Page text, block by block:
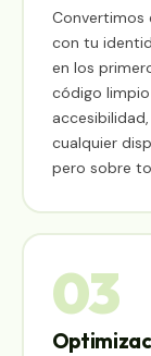
Convertimos
con tu
en los
código
cualquier
pero sobre
03